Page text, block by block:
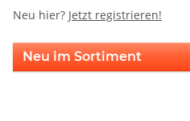
Neu hier? Jetzt registrieren!
Neu im Sortiment